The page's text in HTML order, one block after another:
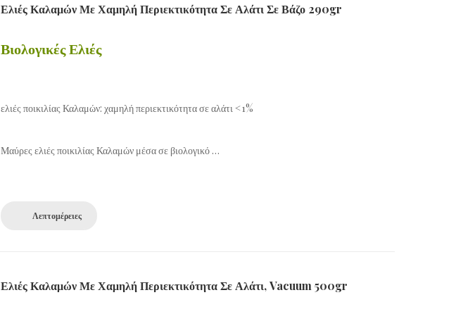
Ελιές Καλαμών Με Χαμηλή Περιεκτικότητα Σε Αλάτι Σε Βάζο 290gr
Βιολογικές Ελιές
ελιές ποικιλίας Καλαμών: χαμηλή περιεκτικότητα σε αλάτι <1%
Μαύρες ελιές ποικιλίας Καλαμών μέσα σε βιολογικό …
Λεπτομέρειες
Ελιές Καλαμών Με Χαμηλή Περιεκτικότητα Σε Αλάτι, Vacuum 500gr